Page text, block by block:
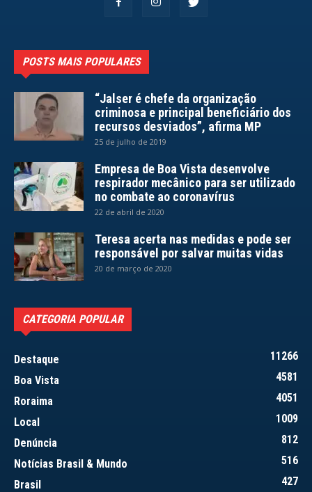
POSTS MAIS POPULARES
“Jalser é chefe da organização
criminosa e principal beneficiário dos
recursos desviados”, afirma MP
25 de julho de 2019
Empresa de Boa Vista desenvolve
respirador mecânico para ser utilizado
no combate ao coronavírus
22 de abril de 2020
Teresa acerta nas medidas e pode ser
responsável por salvar muitas vidas
20 de março de 2020
CATEGORIA POPULAR
Destaque
11266
Boa Vista
4581
Roraima
4051
Local
1009
Denúncia
812
Notícias Brasil & Mundo
516
Brasil
427